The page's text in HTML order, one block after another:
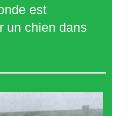
est
un chien dans